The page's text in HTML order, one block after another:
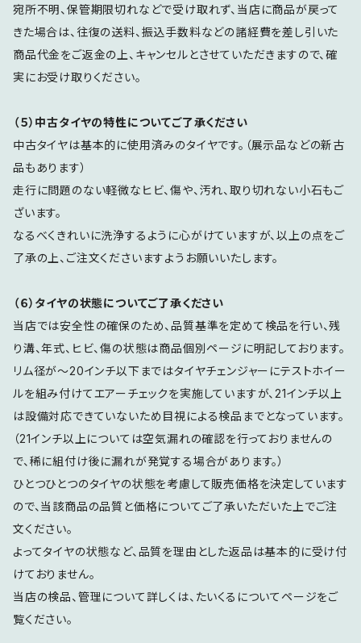
宛所不明、保管期限切れなどで受け取れず、当店に商品が戻って
きた場合は、往復の送料、振込手数料などの諸経費を差し引いた
商品代金をご返金の上、キャンセルとさせていただきますので、確
実にお受け取りください。
（５）中古タイヤの特性についてご了承ください
中古タイヤは基本的に使用済みのタイヤです。（展示品などの新古
品もあります）
走行に問題のない軽微なヒビ、傷や、汚れ、取り切れない小石もご
ざいます。
なるべくきれいに洗浄するように心がけていますが、以上の点をご
了承の上、ご注文くださいますようお願いいたします。
（６）タイヤの状態についてご了承ください
当店では安全性の確保のため、品質基準を定めて検品を行い、残
り溝、年式、ヒビ、傷の状態は商品個別ページに明記しております。
リム径が～20インチ以下まではタイヤチェンジャーにテストホイー
ルを組み付けてエアーチェックを実施していますが、21インチ以上
は設備対応できていないため目視による検品までとなっています。
（21インチ以上については空気漏れの確認を行っておりませんの
で、稀に組付け後に漏れが発覚する場合があります。）
ひとつひとつのタイヤの状態を考慮して販売価格を決定しています
ので、当該商品の品質と価格についてご了承いただいた上でご注
文ください。
よってタイヤの状態など、品質を理由とした返品は基本的に受け付
けておりません。
当店の検品、管理について詳しくは、たいくるについてページをご
覧ください。